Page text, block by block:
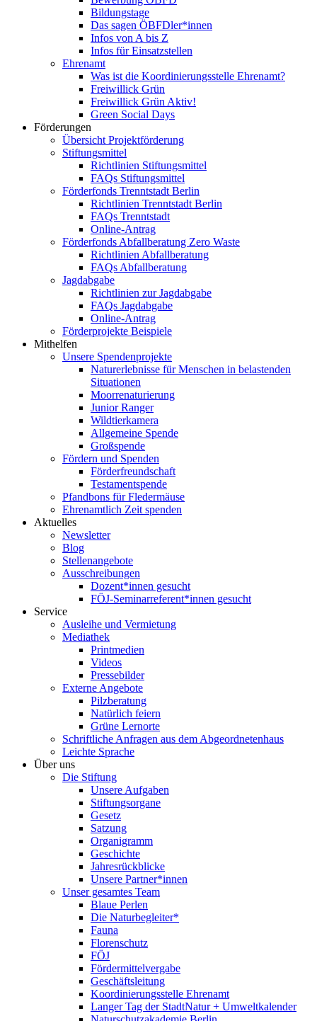
Bildungstage
Das sagen ÖBFDler*innen
Infos von A bis Z
Infos für Einsatzstellen
Ehrenamt
Was ist die Koordinierungsstelle Ehrenamt?
Freiwillick Grün
Freiwillick Grün Aktiv!
Green Social Days
Förderungen
Übersicht Projektförderung
Stiftungsmittel
Richtlinien Stiftungsmittel
FAQs Stiftungsmittel
Förderfonds Trenntstadt Berlin
Richtlinien Trenntstadt Berlin
FAQs Trenntstadt
Online-Antrag
Förderfonds Abfallberatung Zero Waste
Richtlinien Abfallberatung
FAQs Abfallberatung
Jagdabgabe
Richtlinien zur Jagdabgabe
FAQs Jagdabgabe
Online-Antrag
Förderprojekte Beispiele
Mithelfen
Unsere Spendenprojekte
Naturerlebnisse für Menschen in belastenden
Situationen
Moorrenaturierung
Junior Ranger
Wildtierkamera
Allgemeine Spende
Großspende
Fördern und Spenden
Förderfreundschaft
Testamentspende
Pfandbons für Fledermäuse
Ehrenamtlich Zeit spenden
Aktuelles
Newsletter
Blog
Stellenangebote
Ausschreibungen
Dozent*innen gesucht
FÖJ-Seminarreferent*innen gesucht
Service
Ausleihe und Vermietung
Mediathek
Printmedien
Videos
Pressebilder
Externe Angebote
Pilzberatung
Natürlich feiern
Grüne Lernorte
Schriftliche Anfragen aus dem Abgeordnetenhaus
Leichte Sprache
Über uns
Die Stiftung
Unsere Aufgaben
Stiftungsorgane
Gesetz
Satzung
Organigramm
Geschichte
Jahresrückblicke
Unsere Partner*innen
Unser gesamtes Team
Blaue Perlen
Die Naturbegleiter*
Fauna
Florenschutz
FÖJ
Fördermittelvergabe
Geschäftsleitung
Koordinierungsstelle Ehrenamt
Langer Tag der StadtNatur + Umweltkalender